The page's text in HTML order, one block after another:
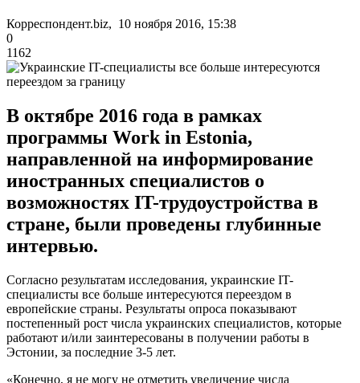
Корреспондент.biz, 10 ноября 2016, 15:38
0
1162
В октябре 2016 года в рамках
программы Work in Estonia,
направленной на информирование
иностранных специалистов о
возможностях IT-трудоустройства в
стране, были проведены глубинные
интервью.
Согласно результатам исследования, украинские IT-
специалисты все больше интересуются переездом в
европейские страны. Результаты опроса показывают
постепенный рост числа украинских специалистов, которые
работают и/или заинтересованы в получении работы в
Эстонии, за последние 3-5 лет.
«Конечно, я не могу не отметить увеличение числа